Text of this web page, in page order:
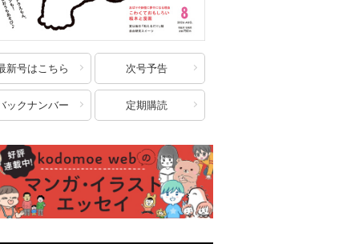
新号はこちら 次号予告
ックナンバー 定期購読